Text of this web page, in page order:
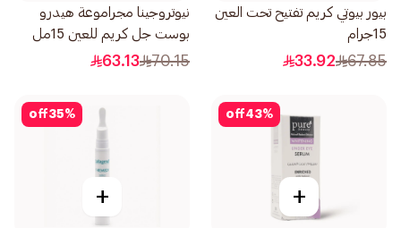
بيور بيوتي كريم تفتيح تحت العين
15جرام
67.85
33.92
نيوتروجينا مجراموعة هيدرو
بوست جل كريم للعين 15مل
(3483)
70.15
63.13
43%
off
+
35%
off
+